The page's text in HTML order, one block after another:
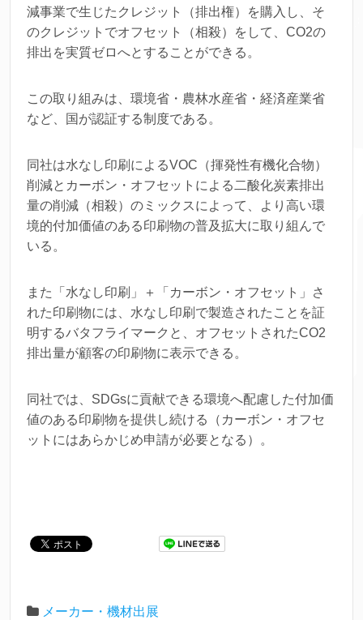
減事業で生じたクレジット（排出権）を購入し、そ
のクレジットでオフセット（相殺）をして、CO2の
排出を実質ゼロへとすることができる。
この取り組みは、環境省・農林水産省・経済産業省
など、国が認証する制度である。
同社は水なし印刷によるVOC（揮発性有機化合物）
削減とカーボン・オフセットによる二酸化炭素排出
量の削減（相殺）のミックスによって、より高い環
境的付加価値のある印刷物の普及拡大に取り組んで
いる。
また「水なし印刷」＋「カーボン・オフセット」さ
れた印刷物には、水なし印刷で製造されたことを証
明するバタフライマークと、オフセットされたCO2
排出量が顧客の印刷物に表示できる。
同社では、SDGsに貢献できる環境へ配慮した付加価
値のある印刷物を提供し続ける（カーボン・オフセ
ットにはあらかじめ申請が必要となる）。
メーカー・機材出展